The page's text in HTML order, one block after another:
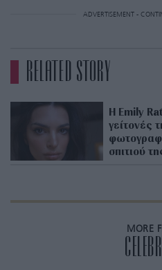
ADVERTISEMENT -
RELATED STORY
Η Emily
γείτονές
σπιτιού
MORE